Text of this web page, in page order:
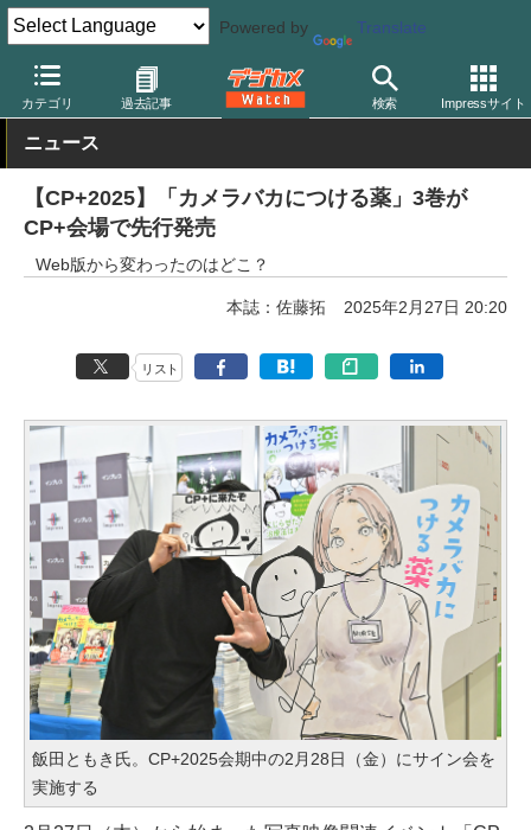
Powered by Translate
カテゴリ 過去記事 検索 Impressサイト
デジカメ Watch イベント CP+ 2025
ニュース
【CP+2025】「カメラバカにつける薬」3巻が
CP+会場で先行発売
Web版から変わったのはどこ？
本誌：佐藤拓 2025年2月27日 20:20
リスト
飯田ともき氏。CP+2025会期中の2月28日（金）にサイン会を
実施する